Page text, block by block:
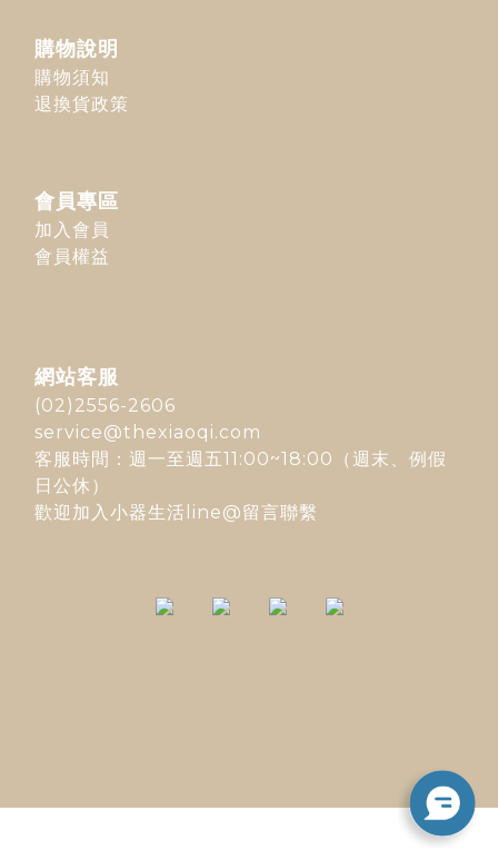
購物說明
購物須知
退換貨政策
會員專區
加入會員
會員權益
網站客服
(02)2556-2606
service@thexiaoqi.com
客服時間：週一至週五11:00~18:00（週末、例假
日公休）
歡迎加入 小器生活line@留言聯繫